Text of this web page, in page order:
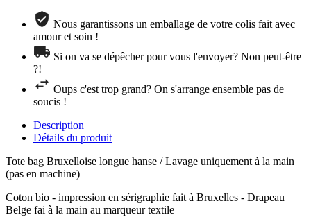
Nous garantissons un emballage de votre colis fait avec
amour et soin !
Si on va se dépêcher pour vous l'envoyer? Non peut-être
?!
Oups c'est trop grand? On s'arrange ensemble pas de
soucis !
Description
Détails du produit
Tote bag Bruxelloise longue hanse / Lavage uniquement à la main
(pas en machine)
Coton bio - impression en sérigraphie fait à Bruxelles - Drapeau
Belge fai à la main au marqueur textile